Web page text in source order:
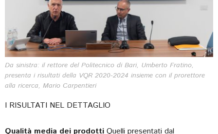
Da sinistra: il rettore del Politecnico di Bari, Umberto Fratino,
presenta i risultati della VQR 2020-2024 insieme con il prorettore
alla ricerca, Mario Carpentieri
I RISULTATI NEL DETTAGLIO
Qualità media dei prodotti Quelli presentati dal